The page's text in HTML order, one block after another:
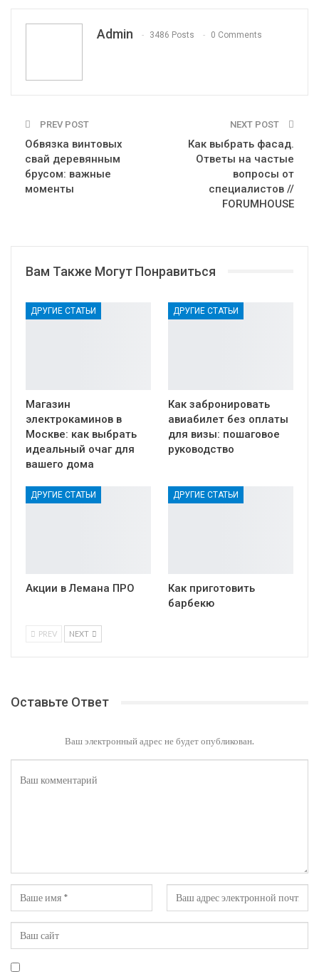
Admin 3486 Posts 0 Comments
PREV POST
Обвязка винтовых
свай деревянным
брусом: важные
моменты
NEXT POST
Как выбрать фасад.
Ответы на частые
вопросы от
специалистов //
FORUMHOUSE
Вам Также Могут Понравиться
ДРУГИЕ СТАТЬИ
Магазин
электрокаминов в
Москве: как выбрать
идеальный очаг для
вашего дома
ДРУГИЕ СТАТЬИ
Как забронировать
авиабилет без оплаты
для визы: пошаговое
руководство
ДРУГИЕ СТАТЬИ
Акции в Лемана ПРО
ДРУГИЕ СТАТЬИ
Как приготовить
барбекю
PREV NEXT
Оставьте Ответ
Ваш электронный адрес не будет опубликован.